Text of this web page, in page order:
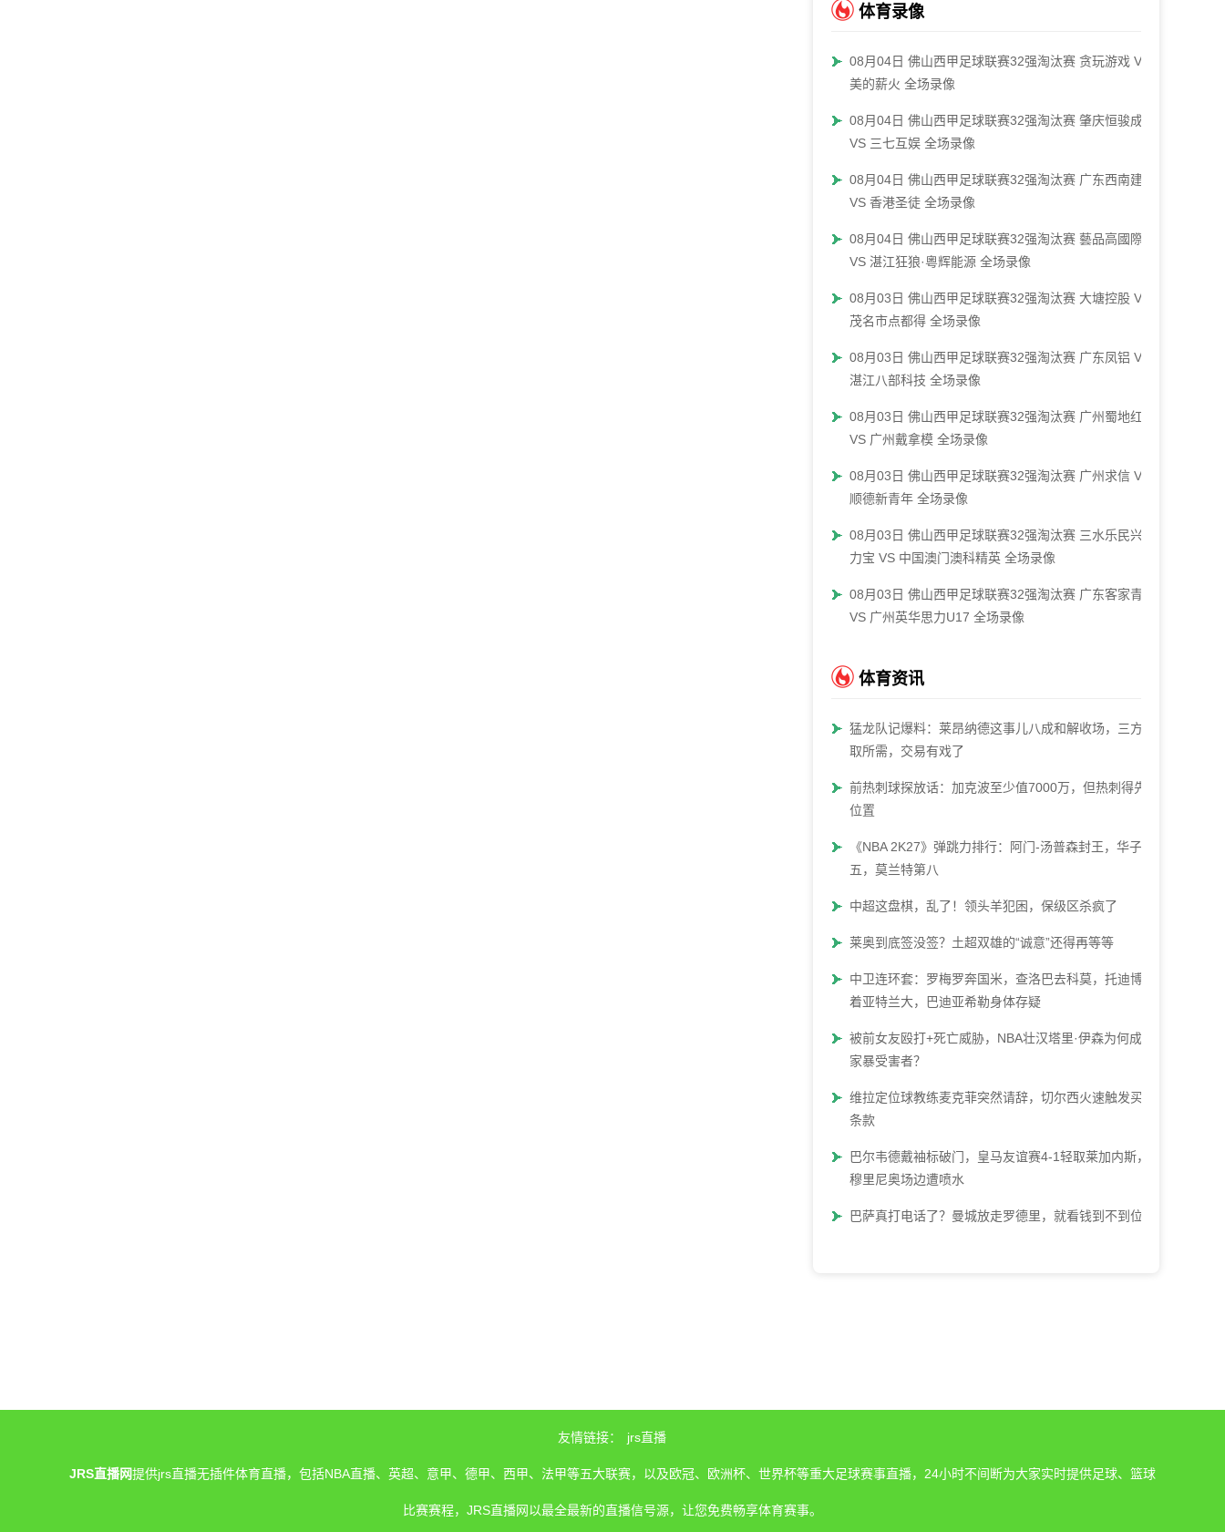
体育录像
08月04日 佛山西甲足球联赛32强淘汰赛 贪玩游戏 VS
美的薪火 全场录像
08月04日 佛山西甲足球联赛32强淘汰赛 肇庆恒骏成
VS 三七互娱 全场录像
08月04日 佛山西甲足球联赛32强淘汰赛 广东西南建设
VS 香港圣徒 全场录像
08月04日 佛山西甲足球联赛32强淘汰赛 藝品高國際
VS 湛江狂狼·粵辉能源 全场录像
08月03日 佛山西甲足球联赛32强淘汰赛 大塘控股 VS
茂名市点都得 全场录像
08月03日 佛山西甲足球联赛32强淘汰赛 广东凤铝 VS
湛江八部科技 全场录像
08月03日 佛山西甲足球联赛32强淘汰赛 广州蜀地红
VS 广州戴拿模 全场录像
08月03日 佛山西甲足球联赛32强淘汰赛 广州求信 VS
顺德新青年 全场录像
08月03日 佛山西甲足球联赛32强淘汰赛 三水乐民兴健
力宝 VS 中国澳门澳科精英 全场录像
08月03日 佛山西甲足球联赛32强淘汰赛 广东客家青年
VS 广州英华思力U17 全场录像
体育资讯
猛龙队记爆料：莱昂纳德这事儿八成和解收场，三方各
取所需，交易有戏了
前热刺球探放话：加克波至少值7000万，但热刺得先腾
位置
《NBA 2K27》弹跳力排行：阿门-汤普森封王，华子第
五，莫兰特第八
中超这盘棋，乱了！领头羊犯困，保级区杀疯了
莱奥到底签没签？土超双雄的“诚意”还得再等等
中卫连环套：罗梅罗奔国米，查洛巴去科莫，托迪博瞄
着亚特兰大，巴迪亚希勒身体存疑
被前女友殴打+死亡威胁，NBA壮汉塔里·伊森为何成了
家暴受害者？
维拉定位球教练麦克菲突然请辞，切尔西火速触发买断
条款
巴尔韦德戴袖标破门，皇马友谊赛4-1轻取莱加内斯，
穆里尼奥场边遭喷水
巴萨真打电话了？曼城放走罗德里，就看钱到不到位
友情链接： jrs直播
JRS直播网提供jrs直播无插件体育直播，包括NBA直播、英超、意甲、德甲、西甲、法甲等五大联赛，以及欧冠、欧洲杯、世界杯等重大足球赛事直播，24小时不间断为大家实时提供足球、篮球
比赛赛程，JRS直播网以最全最新的直播信号源，让您免费畅享体育赛事。